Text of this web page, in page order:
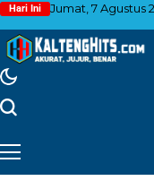
Hari Ini Jumat, 7 Agustus